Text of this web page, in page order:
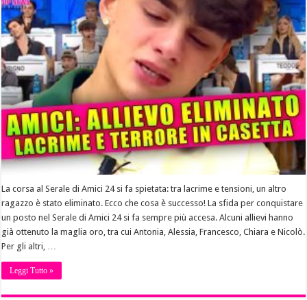
La corsa al Serale di Amici 24 si fa spietata: tra lacrime e tensioni, un altro
ragazzo è stato eliminato. Ecco che cosa è successo! La sfida per conquistare
un posto nel Serale di Amici 24 si fa sempre più accesa. Alcuni allievi hanno
già ottenuto la maglia oro, tra cui Antonia, Alessia, Francesco, Chiara e Nicolò.
Per gli altri, …
Leggi Tutto »